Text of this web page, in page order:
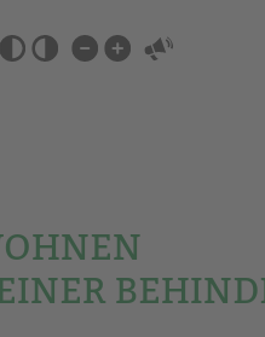
Barrierefrei-
Einstellungen
überspringen
Kinder-